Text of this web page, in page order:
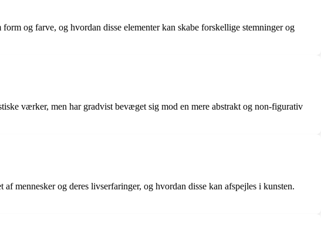
og farve, og hvordan disse elementer kan skabe forskellige stemninger og
værker, men har gradvist bevæget sig mod en mere abstrakt og non-figurativ
mennesker og deres livserfaringer, og hvordan disse kan afspejles i kunsten.